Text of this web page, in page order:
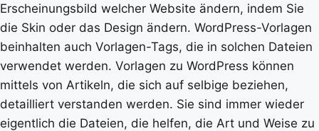
Erscheinungsbild welcher Website ändern, indem Sie
die Skin oder das Design ändern. WordPress-Vorlagen
beinhalten auch Vorlagen-Tags, die in solchen Dateien
verwendet werden. Vorlagen zu WordPress können
mittels von Artikeln, die sich auf selbige beziehen,
detailliert verstanden werden. Sie sind immer wieder
eigentlich die Dateien, die helfen, die Art und Weise zu